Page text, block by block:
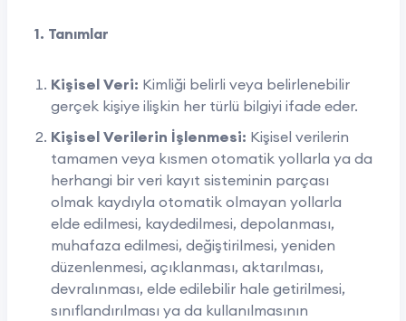
1. Tanımlar
Kişisel Veri: Kimliği belirli veya belirlenebilir
gerçek kişiye ilişkin her türlü bilgiyi ifade eder.
Kişisel Verilerin İşlenmesi: Kişisel verilerin
tamamen veya kısmen otomatik yollarla ya da
herhangi bir veri kayıt sisteminin parçası
olmak kaydıyla otomatik olmayan yollarla
elde edilmesi, kaydedilmesi, depolanması,
muhafaza edilmesi, değiştirilmesi, yeniden
düzenlenmesi, açıklanması, aktarılması,
devralınması, elde edilebilir hale getirilmesi,
sınıflandırılması ya da kullanılmasının